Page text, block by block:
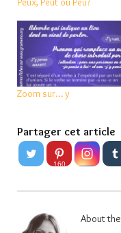
Zoom sur… y
Partager cet article
160
About